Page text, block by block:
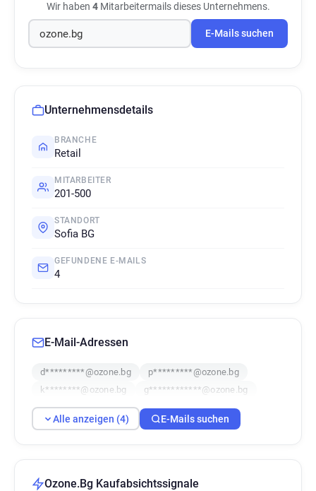
Wir haben 4Mitarbeitermails dieses Unternehmens.
E-Mails suchen
Unternehmensdetails
BRANCHE
Retail
MITARBEITER
201-500
STANDORT
Sofia BG
GEFUNDENE E-MAILS
4
E-Mail-Adressen
d*********@ozone.bg
p*********@ozone.bg
k********@ozone.bg
g************@ozone.bg
Alle anzeigen (4) E-Mails suchen
Ozone.Bg Kaufabsichtssignale